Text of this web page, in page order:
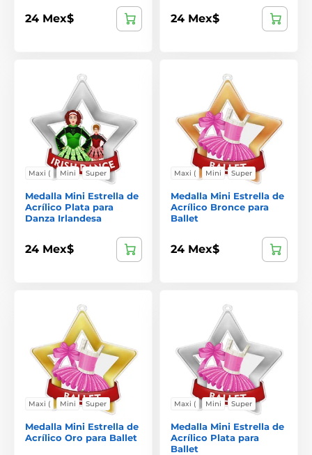
24 Mex$ 24 Mex$
Maxi ( Mini Super
Medalla Mini Estrella de
Acrílico Plata para
Danza Irlandesa
24 Mex$
Maxi ( Mini Super
Medalla Mini Estrella de
Acrílico Bronce para
Ballet
24 Mex$
Maxi ( Mini Super
Medalla Mini Estrella de
Acrílico Oro para Ballet
Maxi ( Mini Super
Medalla Mini Estrella de
Acrílico Plata para
Ballet